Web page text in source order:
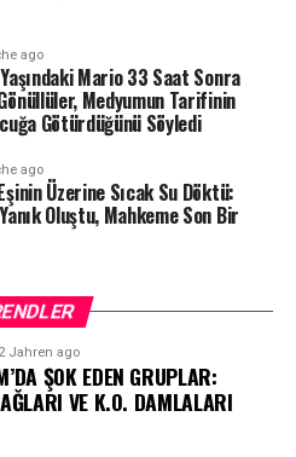
ago
Mario 33 Saat Sonra
Medyumun Tarifinin
Götürdüğünü Söyledi
ago
Üzerine Sıcak Su Döktü:
Oluştu, Mahkeme Son Bir
2 Jahren ago
ŞOK EDEN GRUPLAR:
VE K.O. DAMLALARI